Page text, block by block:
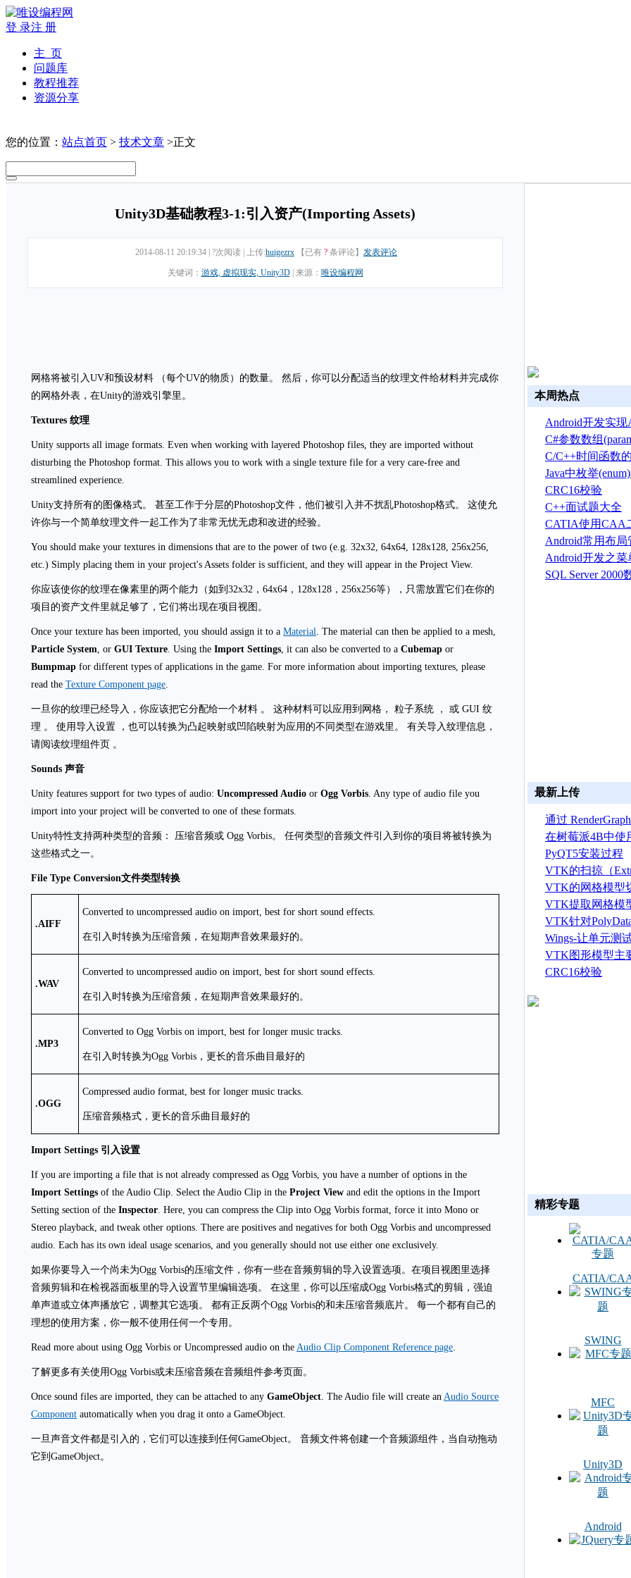
登 录注 册
主 页
问题库
教程推荐
资源分享
您的位置： 站点首页 > 技术文章 >正文
Unity3D基础教程3-1:引入资产(Importing Assets)
2014-08-11 20:19:34 ?次阅读 上传:huigezrx 【已有 ? 条评论】 发表评论
关键词： 游戏, 虚拟现实, Unity3D 来源： 唯设编程网
网格将被引入UV和预设材料 （每个UV的物质）的数量。 然后，你可以分配适当的纹理文件给材料并完成你
的网格外表，在Unity的游戏引擎里。
Textures 纹理
Unity supports all image formats. Even when working with layered Photoshop files, they are imported without
disturbing the Photoshop format. This allows you to work with a single texture file for a very care-free and
streamlined experience.
Unity支持所有的图像格式。 甚至工作于分层的Photoshop文件，他们被引入并不扰乱Photoshop格式。 这使允
许你与一个简单纹理文件一起工作为了非常无忧无虑和改进的经验。
You should make your textures in dimensions that are to the power of two (e.g. 32x32, 64x64, 128x128, 256x256,
etc.) Simply placing them in your project's Assets folder is sufficient, and they will appear in the Project View.
你应该使你的纹理在像素里的两个能力（如到32x32，64x64，128x128，256x256等），只需放置它们在你的
项目的资产文件里就足够了，它们将出现在项目视图。
Once your texture has been imported, you should assign it to a Material. The material can then be applied to a mesh,
Particle System, or GUI Texture. Using the Import Settings, it can also be converted to a Cubemap or
Bumpmap for different types of applications in the game. For more information about importing textures, please
read the Texture Component page.
一旦你的纹理已经导入，你应该把它分配给一个材料 。 这种材料可以应用到网格， 粒子系统 ， 或 GUI 纹
理 。 使用导入设置 ，也可以转换为凸起映射或凹陷映射为应用的不同类型在游戏里。 有关导入纹理信息，
请阅读纹理组件页 。
Sounds 声音
Unity features support for two types of audio: Uncompressed Audio or Ogg Vorbis. Any type of audio file you
import into your project will be converted to one of these formats.
Unity特性支持两种类型的音频： 压缩音频或 Ogg Vorbis。 任何类型的音频文件引入到你的项目将被转换为
这些格式之一。
File Type Conversion文件类型转换
.AIFF
Converted to uncompressed audio on import, best for short sound effects.
在引入时转换为压缩音频，在短期声音效果最好的。
.WAV
Converted to uncompressed audio on import, best for short sound effects.
在引入时转换为压缩音频，在短期声音效果最好的。
.MP3
Converted to Ogg Vorbis on import, best for longer music tracks.
在引入时转换为Ogg Vorbis，更长的音乐曲目最好的
.OGG
Compressed audio format, best for longer music tracks.
压缩音频格式，更长的音乐曲目最好的
Import Settings 引入设置
If you are importing a file that is not already compressed as Ogg Vorbis, you have a number of options in the
Import Settings of the Audio Clip. Select the Audio Clip in the Project View and edit the options in the Import
Setting section of the Inspector. Here, you can compress the Clip into Ogg Vorbis format, force it into Mono or
Stereo playback, and tweak other options. There are positives and negatives for both Ogg Vorbis and uncompressed
audio. Each has its own ideal usage scenarios, and you generally should not use either one exclusively.
如果你要导入一个尚未为Ogg Vorbis的压缩文件，你有一些在音频剪辑的导入设置选项。在项目视图里选择
音频剪辑和在检视器面板里的导入设置节里编辑选项。 在这里，你可以压缩成Ogg Vorbis格式的剪辑，强迫
单声道或立体声播放它，调整其它选项。 都有正反两个Ogg Vorbis的和未压缩音频底片。 每一个都有自己的
理想的使用方案，你一般不使用任何一个专用。
Read more about using Ogg Vorbis or Uncompressed audio on the Audio Clip Component Reference page.
了解更多有关使用Ogg Vorbis或未压缩音频在音频组件参考页面。
Once sound files are imported, they can be attached to any GameObject. The Audio file will create an Audio Source
Component automatically when you drag it onto a GameObject.
一旦声音文件都是引入的，它们可以连接到任何GameObject。 音频文件将创建一个音频源组件，当自动拖动
它到GameObject。
本周热点
Android开发实
换
C#参数数组
C/C++时间函数
Java中枚举
CRC16校验
C++面试题大全
CATIA使用CAA
建草图
Android常用布
Android开发之菜
菜单(Option
SQL Server 2000
最新上传
通过
建 ASTRYN 的
在树莓派4B中使
OpenGL ES程序
PyQT5安装过程
VTK的扫掠（
算法
VTK的网格模型
VTK提取网格模
据算法
VTK针对
线运算
Wings-让单元测
生成
VTK图形模型主
CRC16校验
精彩专题
CATIA/
SWING
MFC
Unity3D
Android